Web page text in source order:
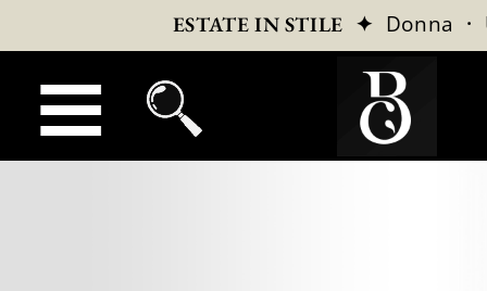
ESTATE IN STILE ✦ Donna ·